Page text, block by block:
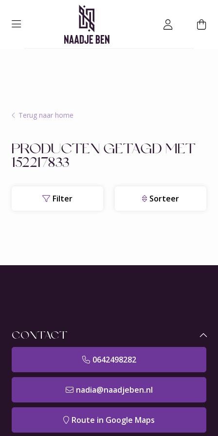
Terug naar home
PRODUCTEN GETAGD MET
152217833
Filter Sorteer
CONTACT
0642498282
nadia@naadjeben.nl
Route in Google Maps